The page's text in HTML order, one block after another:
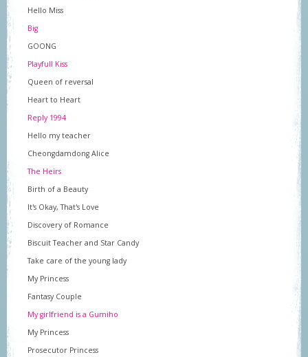
Hello Miss
Big
GOONG
Playfull Kiss
Queen of reversal
Heart to Heart
Reply 1994
Hello my teacher
Cheongdamdong Alice
The Heirs
Birth of a Beauty
It's Okay, That's Love
Discovery of Romance
Biscuit Teacher and Star Candy
Take care of the young lady
My Princess
Fantasy Couple
My girlfriend is a Gumiho
My Princess
Prosecutor Princess